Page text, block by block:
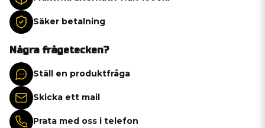
Säker betalning
Några frågetecken?
Ställ en produktfråga
Skicka ett mail
Prata med oss i telefon